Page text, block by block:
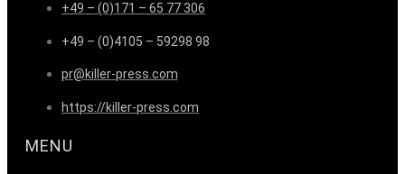
+49 – (0)171 – 65 77 306
+49 – (0)4105 – 59298 98
pr@killer-press.com
https://killer-press.com
MENU